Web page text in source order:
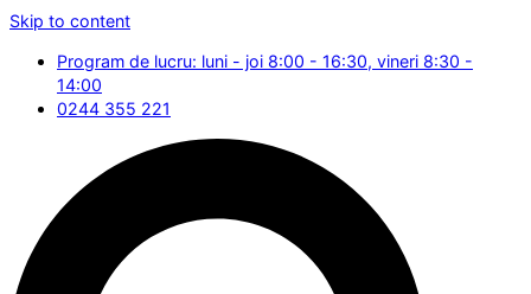
Skip to content
Program de lucru: luni - joi 8:00 - 16:30, vineri 8:30 -
14:00
0244 355 221